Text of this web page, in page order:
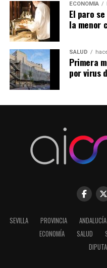
ECONOMÍA
El paro
la menor
SALUD
Primera
por virus
SEVILLA PROVINCIA ANDALUCÍA
ECONOMÍA
SALUD